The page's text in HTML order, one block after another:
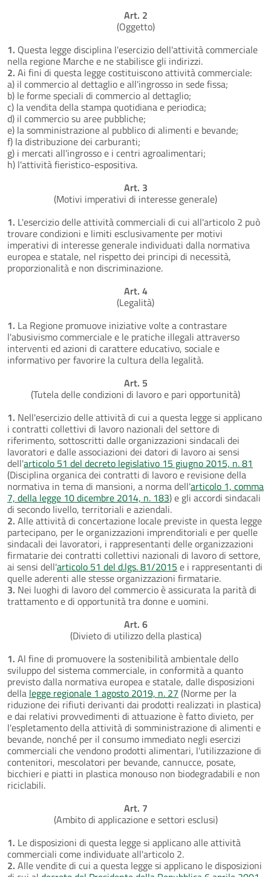
Art. 2
(Oggetto)
1. Questa legge disciplina l'esercizio dell'attività commerciale
nella regione Marche e ne stabilisce gli indirizzi.
2. Ai fini di questa legge costituiscono attività commerciale:
a) il commercio al dettaglio e all'ingrosso in sede fissa;
b) le forme speciali di commercio al dettaglio;
c) la vendita della stampa quotidiana e periodica;
d) il commercio su aree pubbliche;
e) la somministrazione al pubblico di alimenti e bevande;
f) la distribuzione dei carburanti;
g) i mercati all'ingrosso e i centri agroalimentari;
h) l'attività fieristico-espositiva.
Art. 3
(Motivi imperativi di interesse generale)
1. L'esercizio delle attività commerciali di cui all'articolo 2 può
trovare condizioni e limiti esclusivamente per motivi
imperativi di interesse generale individuati dalla normativa
europea e statale, nel rispetto dei principi di necessità,
proporzionalità e non discriminazione.
Art. 4
(Legalità)
1. La Regione promuove iniziative volte a contrastare
l'abusivismo commerciale e le pratiche illegali attraverso
interventi ed azioni di carattere educativo, sociale e
informativo per favorire la cultura della legalità.
Art. 5
(Tutela delle condizioni di lavoro e pari opportunità)
1. Nell'esercizio delle attività di cui a questa legge si applicano
i contratti collettivi di lavoro nazionali del settore di
riferimento, sottoscritti dalle organizzazioni sindacali dei
lavoratori e dalle associazioni dei datori di lavoro ai sensi
dell'articolo 51 del decreto legislativo 15 giugno 2015, n. 81
(Disciplina organica dei contratti di lavoro e revisione della
normativa in tema di mansioni, a norma dell'articolo 1, comma
7, della legge 10 dicembre 2014, n. 183) e gli accordi sindacali
di secondo livello, territoriali e aziendali.
2. Alle attività di concertazione locale previste in questa legge
partecipano, per le organizzazioni imprenditoriali e per quelle
sindacali dei lavoratori, i rappresentanti delle organizzazioni
firmatarie dei contratti collettivi nazionali di lavoro di settore,
ai sensi dell'articolo 51 del d.lgs. 81/2015 e i rappresentanti di
quelle aderenti alle stesse organizzazioni firmatarie.
3. Nei luoghi di lavoro del commercio è assicurata la parità di
trattamento e di opportunità tra donne e uomini.
Art. 6
(Divieto di utilizzo della plastica)
1. Al fine di promuovere la sostenibilità ambientale dello
sviluppo del sistema commerciale, in conformità a quanto
previsto dalla normativa europea e statale, dalle disposizioni
della legge regionale 1 agosto 2019, n. 27 (Norme per la
riduzione dei rifiuti derivanti dai prodotti realizzati in plastica)
e dai relativi provvedimenti di attuazione è fatto divieto, per
l'espletamento della attività di somministrazione di alimenti e
bevande, nonché per il consumo immediato negli esercizi
commerciali che vendono prodotti alimentari, l'utilizzazione di
contenitori, mescolatori per bevande, cannucce, posate,
bicchieri e piatti in plastica monouso non biodegradabili e non
riciclabili.
Art. 7
(Ambito di applicazione e settori esclusi)
1. Le disposizioni di questa legge si applicano alle attività
commerciali come individuate all'articolo 2.
2. Alle vendite di cui a questa legge si applicano le disposizioni